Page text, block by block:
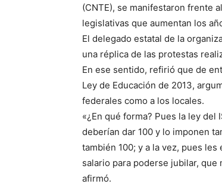
(CNTE), se manifestaron frente
legislativas que aumentan los
El delegado estatal de la
una réplica de las protestas
En ese sentido, refirió que de
Ley de Educación de 2013,
federales como a los locales.
«¿En qué forma? Pues la ley
deberían dar 100 y lo imponen
también 100; y a la vez, pues
salario para poderse jubilar, que
afirmó.